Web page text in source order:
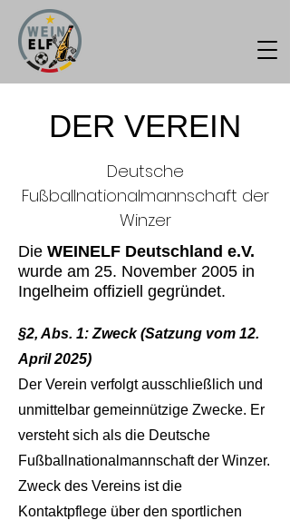
DER VEREIN
Deutsche
Fußballnationalmannschaft der
Winzer
Die WEINELF Deutschland e.V.
wurde am 25. November 2005 in
Ingelheim offiziell gegründet.
§2, Abs. 1: Zweck (Satzung vom 12.
April 2025)
Der Verein verfolgt ausschließlich und
unmittelbar gemeinnützige Zwecke. Er
versteht sich als die Deutsche
Fußballnationalmannschaft der Winzer.
Zweck des Vereins ist die
Kontaktpflege über den sportlichen